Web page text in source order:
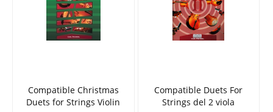
Compatible Christmas
Duets for Strings Violin
Compatible Duets For
Strings del 2 viola